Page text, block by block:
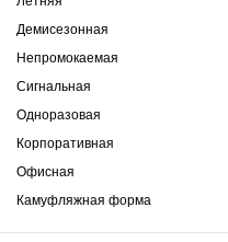
Демисезонная
Непромокаемая
Сигнальная
Одноразовая
Корпоративная
Офисная
Камуфляжная форма